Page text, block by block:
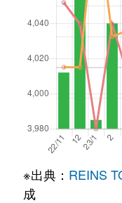
※出典： REINS
成